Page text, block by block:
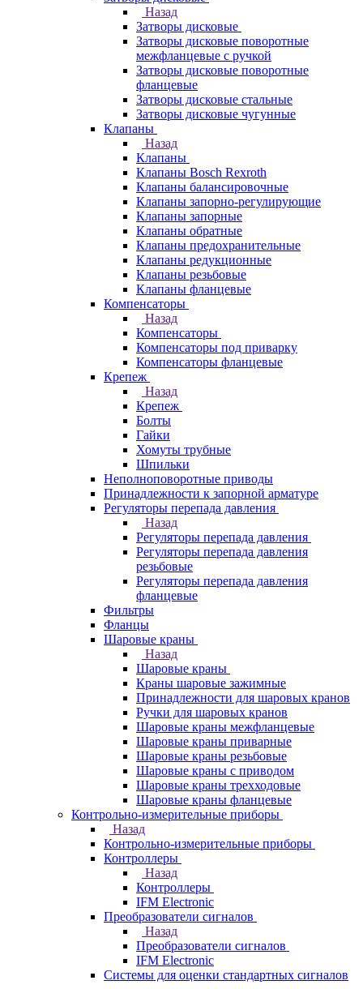
Назад
Затворы дисковые
Затворы дисковые поворотные
межфланцевые с ручкой
Затворы дисковые поворотные
фланцевые
Затворы дисковые стальные
Затворы дисковые чугунные
Клапаны
Назад
Клапаны
Клапаны Bosch Rexroth
Клапаны балансировочные
Клапаны запорно-регулирующие
Клапаны запорные
Клапаны обратные
Клапаны предохранительные
Клапаны редукционные
Клапаны резьбовые
Клапаны фланцевые
Компенсаторы
Назад
Компенсаторы
Компенсаторы под приварку
Компенсаторы фланцевые
Крепеж
Назад
Крепеж
Болты
Гайки
Хомуты трубные
Шпильки
Неполноповоротные приводы
Принадлежности к запорной арматуре
Регуляторы перепада давления
Назад
Регуляторы перепада давления
Регуляторы перепада давления
резьбовые
Регуляторы перепада давления
фланцевые
Фильтры
Фланцы
Шаровые краны
Назад
Шаровые краны
Краны шаровые зажимные
Принадлежности для шаровых кранов
Ручки для шаровых кранов
Шаровые краны межфланцевые
Шаровые краны приварные
Шаровые краны резьбовые
Шаровые краны с приводом
Шаровые краны трехходовые
Шаровые краны фланцевые
Контрольно-измерительные приборы
Назад
Контрольно-измерительные приборы
Контроллеры
Назад
Контроллеры
IFM Electronic
Преобразователи сигналов
Назад
Преобразователи сигналов
IFM Electronic
Системы для оценки стандартных сигналов